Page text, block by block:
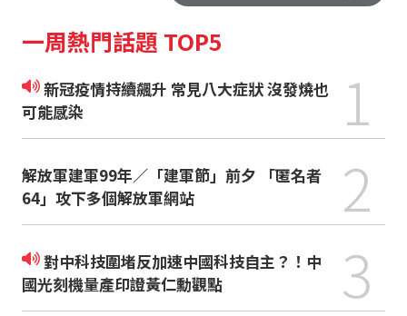
一周熱門話題 TOP5
新冠疫情持續飆升 常見八大症狀 沒發燒也
可能感染
1
解放軍建軍99年／「建軍節」前夕 「匿名者
64」攻下多個解放軍網站
2
對中科技圍堵反加速中國科技自主？！中
國光刻機量產印證黃仁勳觀點
3